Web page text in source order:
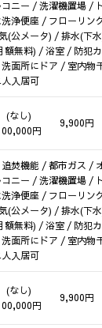
ニー / 洗濯機置場 /
浄便座 / フローリ
(公メータ) / 排水(下
額無料) / 浴室 / 防犯
面所にドア / 室内
入居可
(なし)
円
9,900円
焚機能 / 都市ガス /
ニー / 洗濯機置場 /
浄便座 / フローリ
(公メータ) / 排水(下
額無料) / 浴室 / 防犯
面所にドア / 室内
入居可
(なし)
円
9,900円